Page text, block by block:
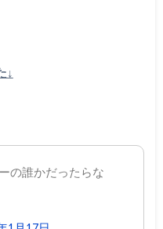
↓
の誰かだったらな